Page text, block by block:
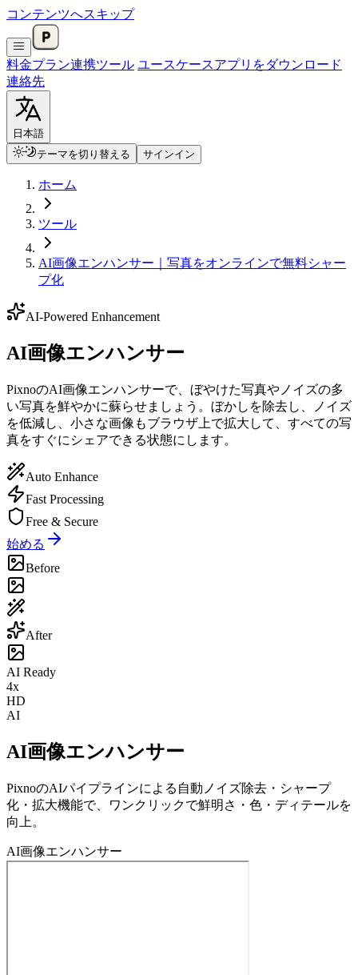
コンテンツへスキップ
料金プラン連携ツール ユースケースアプリをダウンロード
連絡先
日本語
テーマを切り替える
サインイン
ホーム
ツール
AI画像エンハンサー｜写真をオンラインで無料シャー
プ化
AI-Powered Enhancement
AI画像エンハンサー
PixnoのAI画像エンハンサーで、ぼやけた写真やノイズの多
い写真を鮮やかに蘇らせましょう。ぼかしを除去し、ノイズ
を低減し、小さな画像もブラウザ上で拡大して、すべての写
真をすぐにシェアできる状態にします。
Auto Enhance
Fast Processing
Free & Secure
始める
Before
After
AI Ready
4x
HD
AI
AI画像エンハンサー
PixnoのAIパイプラインによる自動ノイズ除去・シャープ
化・拡大機能で、ワンクリックで鮮明さ・色・ディテールを
向上。
AI画像エンハンサー